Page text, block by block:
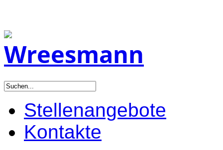
Stellenangebote
Kontakte